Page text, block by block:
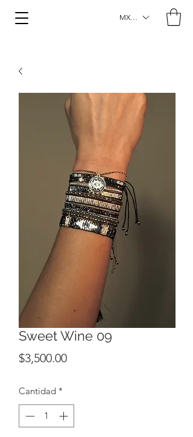
MXN ($)
Sweet Wine 09
$3,500.00Precio
Cantidad *